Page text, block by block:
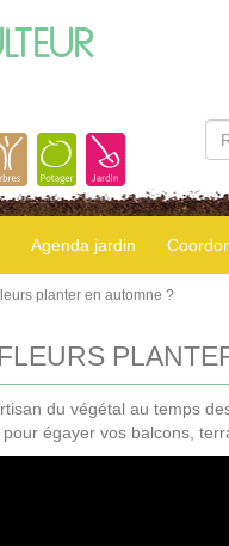
Agenda jardin
planter en automne ?
du végétal au temps
égayer vos balcons,